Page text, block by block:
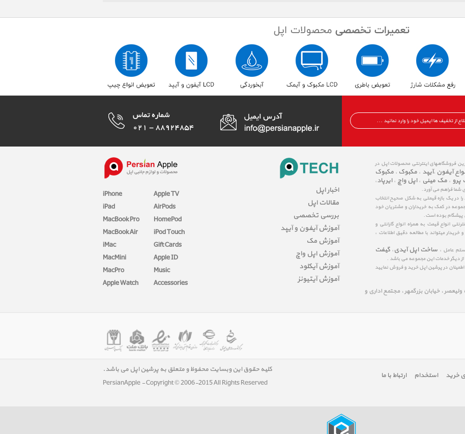
iPhone
iPad
MacBook Pro
MacBook Air
iMac
MacMini
MacPro
Apple Watch
Apple TV
AirPods
HomePod
iPod Touch
Gift Cards
Apple ID
Music
Accessories
اخبار اپل
مقالات اپل
بررسی تخصصی
آموزش آیفون و آیپد
آموزش مک
آموزش اپل واچ
آموزش آیکلود
آموزش آیتیونز
فروشگاههای اینترنتی محصولات اپل در
آیفون ،آیپد ، مکبوک ، مکبوک
، مک مینی ، اپل واچ ، ایرپاد،
شما فراهم می آورد.
را در یک بازه قیمتی به شکل صحیح انتخاب
در کمک به خریداران و مشتریان خود
پیشگام بوده است.
انواع قیمت به همراه انواع گارانتی و
میتواند با مطالعه دقیق اطلاعات ،
عامل ، ساخت اپل آیدی ، گیفت
از دیگر خدمات این مجموعه می باشد .
اطمینان در پرشین اپل خرید و فروش نمایید
ولیعصر ، خیابان بزرگمهر ، مجتمع اداری و
خرید استخدام ارتباط با ما
کلیه حقوق این وبسایت محفوظ و متعلق به پرشین اپل می باشد.
PersianApple - Copyright © 2006-2015 All Rights Reserved